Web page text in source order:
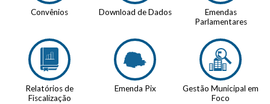
Convênios Download de Dados
Emendas
Parlamentares
Relatórios de
Fiscalização
Emenda Pix
Gestão Municipal em
Foco